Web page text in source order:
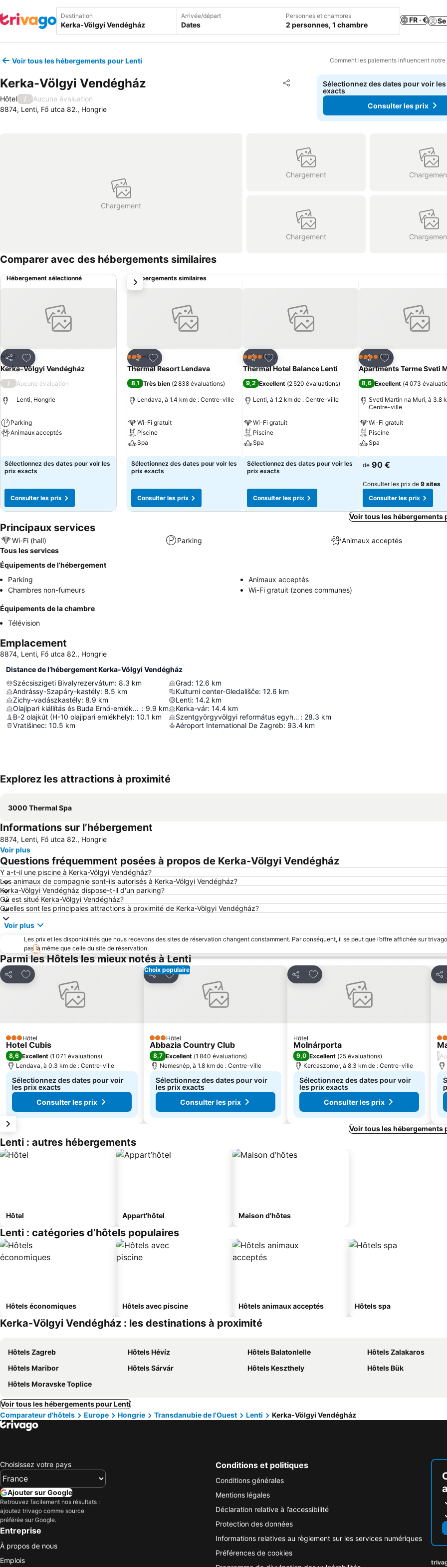
Destination Arrivée/départ
Dates
Personnes et chambres
2 personnes, 1 chambre
FR · €
Voir tous les hébergements pour Lenti Comment les paiements influencent
Kerka-Völgyi Vendégház Partager
Ajouter à mes favoris
Hôtel /
Aucune évaluation
8874, Lenti, Fő utca 82., Hongrie
Sélectionnez des dates pour voir
exacts
Consulter les prix
Chargement
Chargement
Chargement
Comparer avec des hébergements similaires
Hébergement sélectionné
Partager
Ajouter à mes favoris
Hôtel
Kerka-Völgyi Vendégház
/ Aucune évaluation
Lenti, Hongrie
Parking
Animaux acceptés
Sélectionnez des dates pour voir les
prix exacts
Consulter les prix
Hébergements similaires
Partager
Ajouter à mes favoris
3 ÉtoilesHôtel
Thermal Resort Lendava
8,1 Très bien (2 838 évaluations)
Lendava, à 1.4 km de : Centre-ville
Wi-Fi gratuit
Piscine
Spa
Consulter les prix
Sélectionnez des dates pour voir les
prix exacts
Consulter les prix
Partager
Ajouter à mes favoris
4 ÉtoilesHôtel
Thermal Hotel Balance Lenti
9,2 Excellent (2 520 évaluations)
Lenti, à 1.2 km de : Centre-ville
Wi-Fi gratuit
Piscine
Spa
Consulter les prix
Sélectionnez des dates pour voir les
prix exacts
Consulter les prix
Partager
Ajouter à mes
4 ÉtoilesHôtel
Apartments Terme Sveti
8,6 Excellent (4 073
Sveti Martin na Muri, à 3.8
Centre-ville
Wi-Fi gratuit
Piscine
Spa
Consulter les prix
de 90 €
Consulter les prix de 9 sites
Consulter les prix
suivant
Voir tous les hébergements
Principaux services
Wi-Fi (hall) Parking
Animaux acceptés
Tous les services
Équipements de l’hébergement
Parking
Animaux acceptés
Chambres non-fumeurs
Wi-Fi gratuit (zones communes)
Équipements de la chambre
Télévision
Emplacement
8874, Lenti, Fő utca 82., Hongrie
Distance de l’hébergement Kerka-Völgyi Vendégház
Szécsiszigeti Bivalyrezervátum: 8.3 km
Andrássy-Szapáry-kastély: 8.5 km
Zichy-vadászkastély: 8.9 km
Olajipari kiállítás és Buda Ernő-emlékszoba : 9.9 km
B-2 olajkút (H-10 olajipari emlékhely): 10.1 km
Vratišinec: 10.5 km
Grad: 12.6 km
Kulturni center-Gledališče: 12.6 km
Lenti: 14.2 km
Kerka-vár: 14.4 km
Szentgyörgyvölgyi református egyházközösség temploma : 28.3 km
Aéroport International De Zagreb: 93.4 km
Explorez les attractions à proximité
3000 Thermal Spa
Informations sur l’hébergement
8874, Lenti, Fő utca 82., Hongrie
Voir plus
Questions fréquemment posées à propos de Kerka-Völgyi Vendégház
Y a-t-il une piscine à Kerka-Völgyi Vendégház?
Les animaux de compagnie sont-ils autorisés à Kerka-Völgyi Vendégház?
Kerka-Völgyi Vendégház dispose-t-il d'un parking?
Où est situé Kerka-Völgyi Vendégház?
Quelles sont les principales attractions à proximité de Kerka-Völgyi Vendégház?
Voir plus
Les prix et les disponibilités que nous recevons des sites de réservation changent constamment. Par conséquent, il se peut que l’offre affichée sur
pas la même que celle du site de réservation.
Parmi les Hôtels les mieux notés à Lenti
Partager
Ajouter à mes favoris
3 Étoiles
Hôtel
Hotel Cubis
8,6 Excellent (1 071 évaluations)
Lendava, à 0.3 km de : Centre-ville
Sélectionnez des dates pour voir
les prix exacts
Consulter les prix
Choix populaire
Partager
Ajouter à mes favoris
3 Étoiles
Hôtel
Abbazia Country Club
8,7 Excellent (1 840 évaluations)
Nemesnép, à 1.8 km de : Centre-ville
Sélectionnez des dates pour voir
les prix exacts
Consulter les prix
Partager
Ajouter à mes favoris
Hôtel
Molnárporta
9,0 Excellent (25 évaluations)
Kercaszomor, à 8.3 km de : Centre-ville
Sélectionnez des dates pour voir
les prix exacts
Consulter les prix
3
/
Voir tous les hébergements
Lenti : autres hébergements
Hôtel Appart’hôtel Maison d’hôtes
Lenti : catégories d’hôtels populaires
Hôtels économiques Hôtels avec piscine Hôtels animaux acceptés Hôtels spa
Kerka-Völgyi Vendégház : les destinations à proximité
Hôtels Zagreb Hôtels Hévíz Hôtels Balatonlelle
Hôtels Zalakaros
Hôtels Maribor
Hôtels Sárvár Hôtels Keszthely
Hôtels Bük
Hôtels Moravske Toplice
Voir tous les hébergements pour Lenti
Comparateur d'hôtels
Europe Hongrie Transdanubie de l'Ouest Lenti Kerka-Völgyi Vendégház
Choisissez votre pays
Ajouter sur Google
Retrouvez facilement nos résultats :
ajoutez trivago comme source
préférée sur Google.
Entreprise
À propos de nous
Emplois
Conditions et politiques
Conditions générales
Mentions légales
Déclaration relative à l’accessibilité
Protection des données
Informations relatives au règlement sur les services numériques
Préférences de cookies